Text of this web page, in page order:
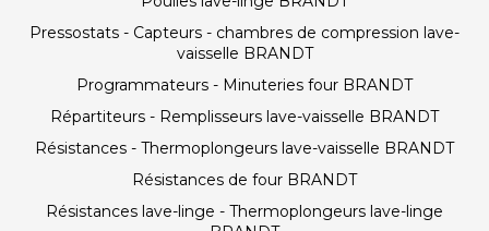
Pressostats - Capteurs - chambres de compression lave-
vaisselle BRANDT
Programmateurs - Minuteries four BRANDT
Répartiteurs - Remplisseurs lave-vaisselle BRANDT
Résistances - Thermoplongeurs lave-vaisselle BRANDT
Résistances de four BRANDT
Résistances lave-linge - Thermoplongeurs lave-linge